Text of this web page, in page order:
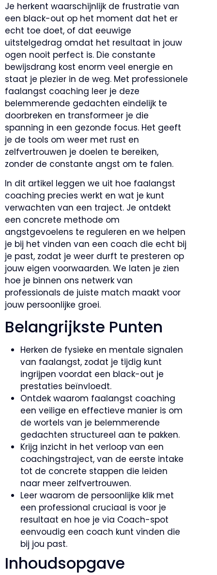
Je herkent waarschijnlijk de frustratie van
een black-out op het moment dat het er
echt toe doet, of dat eeuwige
uitstelgedrag omdat het resultaat in jouw
ogen nooit perfect is. Die constante
bewijsdrang kost enorm veel energie en
staat je plezier in de weg. Met professionele
faalangst coaching leer je deze
belemmerende gedachten eindelijk te
doorbreken en transformeer je die
spanning in een gezonde focus. Het geeft
je de tools om weer met rust en
zelfvertrouwen je doelen te bereiken,
zonder de constante angst om te falen.
In dit artikel leggen we uit hoe faalangst
coaching precies werkt en wat je kunt
verwachten van een traject. Je ontdekt
een concrete methode om
angstgevoelens te reguleren en we helpen
je bij het vinden van een coach die echt bij
je past, zodat je weer durft te presteren op
jouw eigen voorwaarden. We laten je zien
hoe je binnen ons netwerk van
professionals de juiste match maakt voor
jouw persoonlijke groei.
Belangrijkste Punten
Herken de fysieke en mentale signalen
van faalangst, zodat je tijdig kunt
ingrijpen voordat een black-out je
prestaties beïnvloedt.
Ontdek waarom faalangst coaching
een veilige en effectieve manier is om
de wortels van je belemmerende
gedachten structureel aan te pakken.
Krijg inzicht in het verloop van een
coachingstraject, van de eerste intake
tot de concrete stappen die leiden
naar meer zelfvertrouwen.
Leer waarom de persoonlijke klik met
een professional cruciaal is voor je
resultaat en hoe je via Coach-spot
eenvoudig een coach kunt vinden die
bij jou past.
Inhoudsopgave